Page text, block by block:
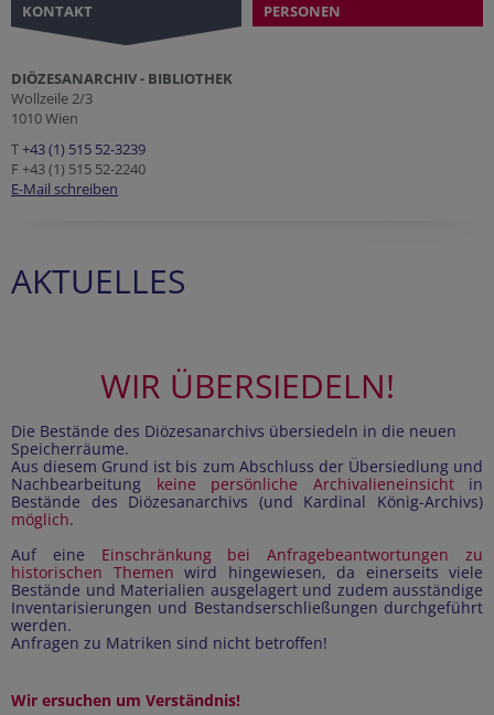
KONTAKT PERSONEN
DIÖZESANARCHIV - BIBLIOTHEK
Wollzeile 2/3
1010 Wien
T+43 (1) 515 52-3239
F +43 (1) 515 52-2240
E-Mail schreiben
AKTUELLES
WIR ÜBERSIEDELN!
Die Bestände des Diözesanarchivs übersiedeln in die neuen
Speicherräume.
Aus diesem Grund ist bis zum Abschluss der Übersiedlung und
Nachbearbeitung keine persönliche Archivalieneinsichtin
Bestände des Diözesanarchivs (und Kardinal König-Archivs)
möglich.
Auf eine Einschränkung bei Anfragebeantwortungen zu
historischen Themen wird hingewiesen, da einerseits viele
Bestände und Materialien ausgelagert und zudem ausständige
Inventarisierungen und Bestandserschließungen durchgeführt
werden.
Anfragen zu Matriken sind nicht betroffen!
Wir ersuchen um Verständnis!